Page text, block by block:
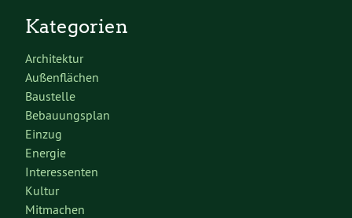
Kategorien
Architektur
Außenflächen
Baustelle
Bebauungsplan
Einzug
Energie
Interessenten
Kultur
Mitmachen